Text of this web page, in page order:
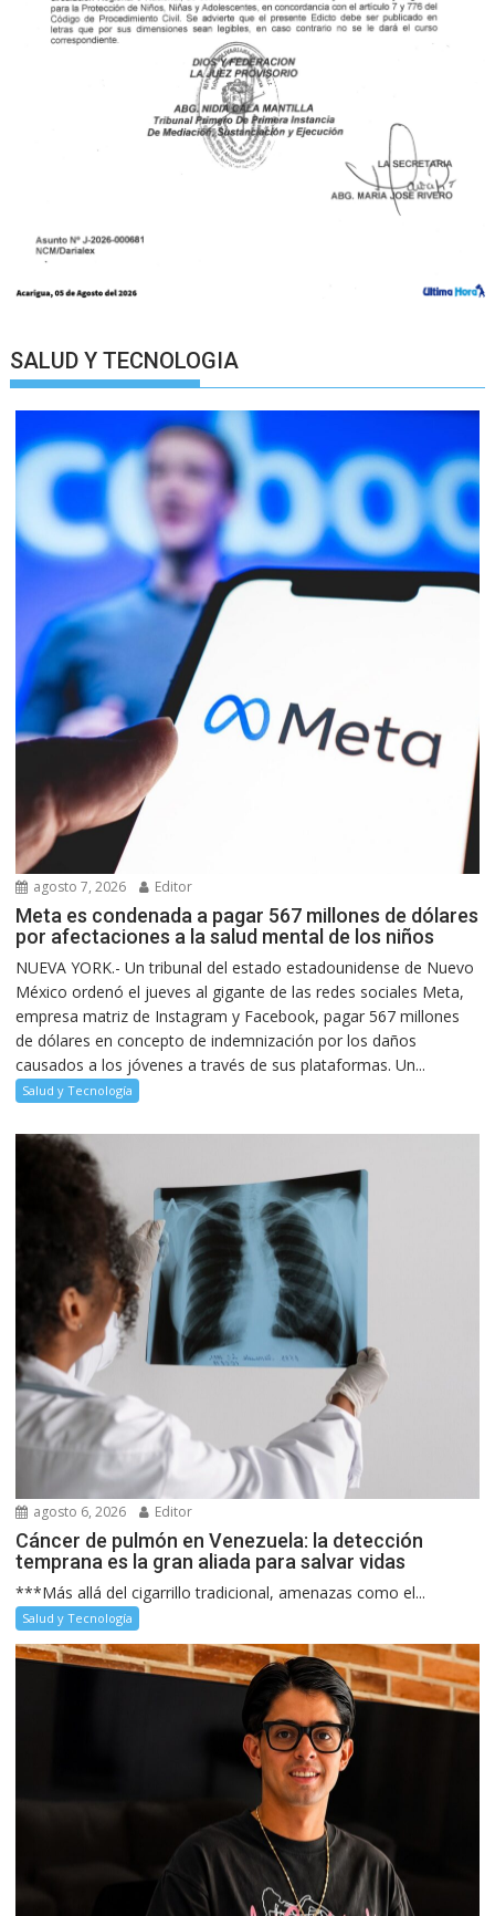
SALUD Y TECNOLOGIA
agosto 7, 2026 Editor
Meta es condenada a pagar 567 millones de dólares
por afectaciones a la salud mental de los niños
NUEVA YORK.- Un tribunal del estado estadounidense de Nuevo
México ordenó el jueves al gigante de las redes sociales Meta,
empresa matriz de Instagram y Facebook, pagar 567 millones
de dólares en concepto de indemnización por los daños
causados a los jóvenes a través de sus plataformas. Un...
Salud y Tecnología
agosto 6, 2026 Editor
Cáncer de pulmón en Venezuela: la detección
temprana es la gran aliada para salvar vidas
***Más allá del cigarrillo tradicional, amenazas como el...
Salud y Tecnología